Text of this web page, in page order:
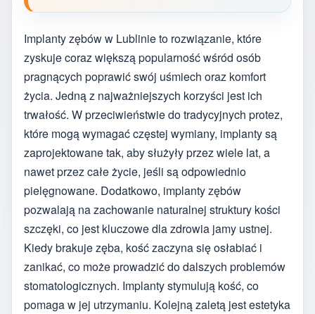
Implanty zębów w Lublinie to rozwiązanie, które
zyskuje coraz większą popularność wśród osób
pragnących poprawić swój uśmiech oraz komfort
życia. Jedną z najważniejszych korzyści jest ich
trwałość. W przeciwieństwie do tradycyjnych protez,
które mogą wymagać częstej wymiany, implanty są
zaprojektowane tak, aby służyły przez wiele lat, a
nawet przez całe życie, jeśli są odpowiednio
pielęgnowane. Dodatkowo, implanty zębów
pozwalają na zachowanie naturalnej struktury kości
szczęki, co jest kluczowe dla zdrowia jamy ustnej.
Kiedy brakuje zęba, kość zaczyna się osłabiać i
zanikać, co może prowadzić do dalszych problemów
stomatologicznych. Implanty stymulują kość, co
pomaga w jej utrzymaniu. Kolejną zaletą jest estetyka